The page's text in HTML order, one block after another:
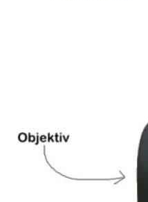
Referenzen
Wir unterstützen
Das ist uns wichtig
FAQ